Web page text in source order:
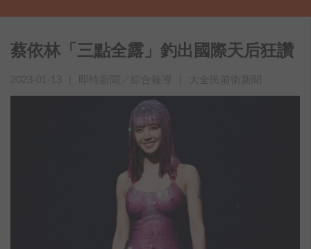
蔡依林「三點全露」釣出國際天后狂讚